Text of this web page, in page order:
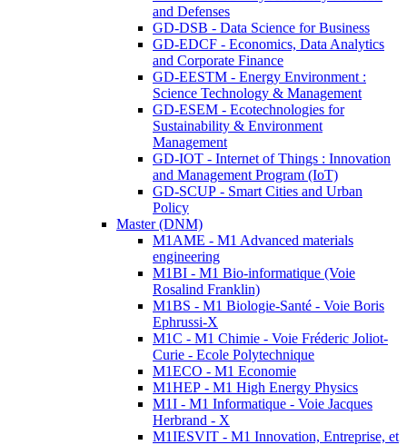
and Defenses
GD-DSB - Data Science for Business
GD-EDCF - Economics, Data Analytics
and Corporate Finance
GD-EESTM - Energy Environment :
Science Technology & Management
GD-ESEM - Ecotechnologies for
Sustainability & Environment
Management
GD-IOT - Internet of Things : Innovation
and Management Program (IoT)
GD-SCUP - Smart Cities and Urban
Policy
Master (DNM)
M1AME - M1 Advanced materials
engineering
M1BI - M1 Bio-informatique (Voie
Rosalind Franklin)
M1BS - M1 Biologie-Santé - Voie Boris
Ephrussi-X
M1C - M1 Chimie - Voie Fréderic Joliot-
Curie - Ecole Polytechnique
M1ECO - M1 Economie
M1HEP - M1 High Energy Physics
M1I - M1 Informatique - Voie Jacques
Herbrand - X
M1IESVIT - M1 Innovation, Entreprise, et